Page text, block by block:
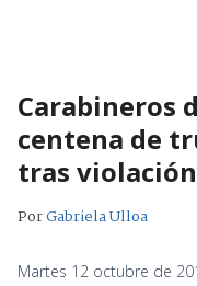
Carabineros
centena de
tras violación
PorGabriela Ulloa
Martes 12 octubre de